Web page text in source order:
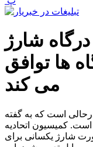
درگاه شارژ
ها توافق
می کند
است که به گفته
است. کمیسیون اتحادیه
شارژ یکسانی برای